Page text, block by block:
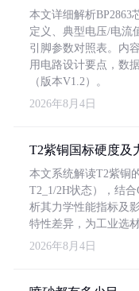
本文详细解析BP2863
定义、典型电压/电流
引脚参数对照表。内
用电路设计要点，数
（版本V1.2）。
2026年8月4日
T2紫铜国标硬度及
本文系统解读T2紫铜
T2_1/2H状态），结
析其力学性能指标及
特性差异，为工业选
2026年8月4日